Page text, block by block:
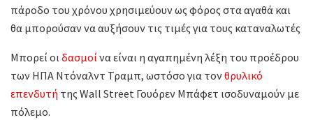
πάροδο του χρόνου χρησιμεύουν ως φόρος στα αγαθά και
θα μπορούσαν να αυξήσουν τις τιμές για τους καταναλωτές
Μπορεί οιδασμοίνα είναι η αγαπημένη λέξη του προέδρου
των ΗΠΑ Ντόναλντ Τραμπ, ωστόσο για τονθρυλικό
επενδυτή της Wall Street Γουόρεν Μπάφετ ισοδυναμούν με
πόλεμο.